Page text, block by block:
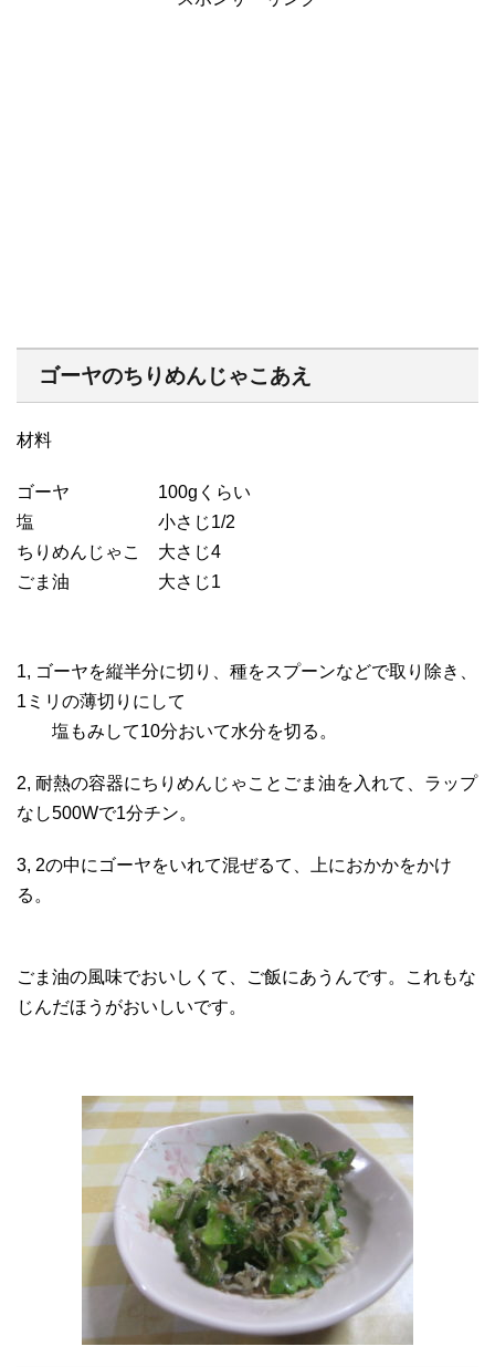
ゴーヤのちりめんじゃこあえ
材料
ゴーヤ 100gくらい
塩 小さじ1/2
ちりめんじゃこ 大さじ4
ごま油 大さじ1
1, ゴーヤを縦半分に切り、種をスプーンなどで取り除き、
1ミリの薄切りにして
塩もみして10分おいて水分を切る。
2, 耐熱の容器にちりめんじゃことごま油を入れて、ラップ
なし500Wで1分チン。
3, 2の中にゴーヤをいれて混ぜるて、上におかかをかけ
る。
ごま油の風味でおいしくて、ご飯にあうんです。これもな
じんだほうがおいしいです。